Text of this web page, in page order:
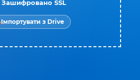
Зашифровано SSL
Імпортувати з Drive